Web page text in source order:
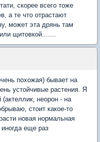
скорее всего тоже
а те что отрастают
может эта дрянь там
щитовкой.......
похожая) бывает на
устойчивые растения. Я
неорон - на
стоит какое-то
новая нормальная
еще раз